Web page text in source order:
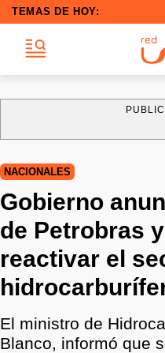
TEMAS DE HOY:
NACIONALES
Gobierno
de Petrobras
reactivar el
El ministro de
Blanco, informó que